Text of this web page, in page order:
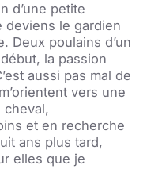
d’une petite
deviens le gardien
Deux poulains d’un
la passion
aussi pas mal de
vers une
cheval,
et en recherche
ans plus tard,
elles que je